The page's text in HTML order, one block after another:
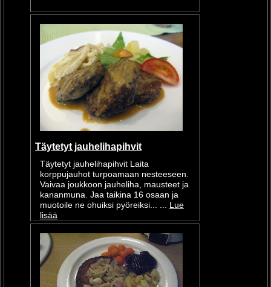
Täytetyt jauhelihapihvit
Täytetyt jauhelihapihvit Laita
korppujauhot turpoamaan nesteeseen.
Vaivaa joukkoon jauheliha, mausteet ja
kananmuna. Jaa taikina 16 osaan ja
muotoile ne ohuiksi pyöreiksi... ... Lue
lisää